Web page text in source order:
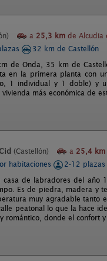
a 25,3 km de Alcudia
32 km de Castellón
de Onda, 35 km de
en la primera planta con
1 individual y 1 doble) y
vivienda más económica de
(Castellón) a 25,4 km
habitaciones
2-12 plazas
casa de labradores del
Es de piedra, madera y
muy agradable tanto
peatonal lo que la hace
romántico, donde el confort